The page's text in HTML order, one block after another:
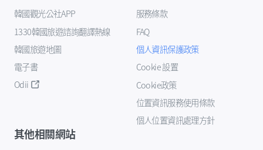
韓國觀光公社APP
1330韓國旅遊諮詢翻譯熱線
韓國旅遊地圖
電子書
Odii
服務條款
FAQ
個人資訊保護政策
Cookie 設置
Cookie政策
位置資訊服務使用條款
個人位置資訊處理方針
其他相關網站